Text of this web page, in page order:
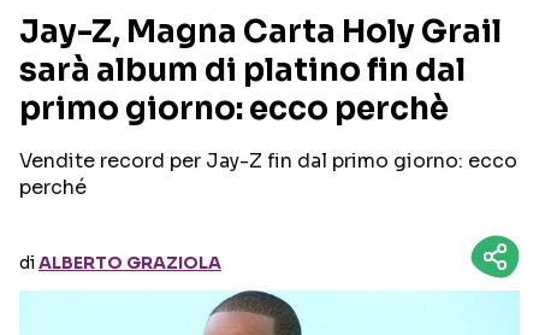
RECENSIONI MUSICALI
INTERVISTE
GOSSIP E CURIOSITÀ
TESTI CANZONI
TOUR ED EVENTI
TALENT SHOW
Seguici sui social
Jay-Z, Magna Carta Holy Grail
sarà album di platino fin dal
primo giorno: ecco perchè
Vendite record per Jay-Z fin dal primo giorno: ecco
perché
diALBERTO GRAZIOLA